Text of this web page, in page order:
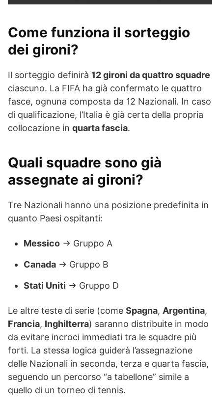
Come funziona il sorteggio
dei gironi?
Il sorteggio definirà 12 gironi da quattro squadre
ciascuno. La FIFA ha già confermato le quattro
fasce, ognuna composta da 12 Nazionali. In caso
di qualificazione, l’Italia è già certa della propria
collocazione in quarta fascia.
Quali squadre sono già
assegnate ai gironi?
Tre Nazionali hanno una posizione predefinita in
quanto Paesi ospitanti:
Messico → Gruppo A
Canada → Gruppo B
Stati Uniti → Gruppo D
Le altre teste di serie (come Spagna, Argentina,
Francia, Inghilterra) saranno distribuite in modo
da evitare incroci immediati tra le squadre più
forti. La stessa logica guiderà l’assegnazione
delle Nazionali in seconda, terza e quarta fascia,
seguendo un percorso “a tabellone” simile a
quello di un torneo di tennis.